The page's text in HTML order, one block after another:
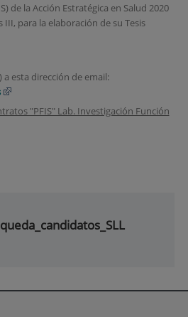
de la Acción Estratégica en Salud 2020
para la elaboración de su Tesis
a esta dirección de email:
"PFIS" Lab. Investigación Función